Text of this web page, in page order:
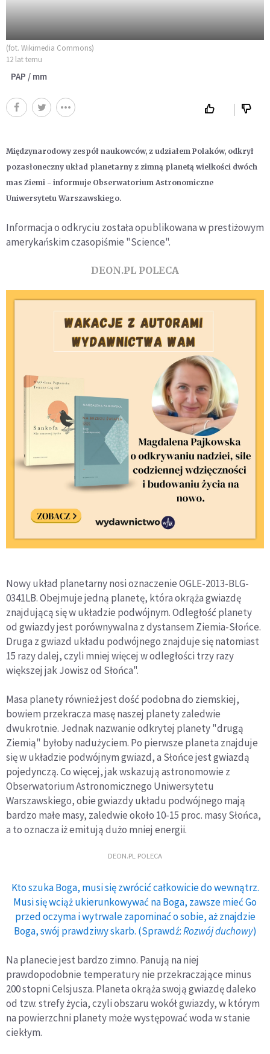
(fot. Wikimedia Commons)
12 lat temu
PAP / mm
Międzynarodowy zespół naukowców, z udziałem Polaków, odkrył
pozasłoneczny układ planetarny z zimną planetą wielkości dwóch
mas Ziemi - informuje Obserwatorium Astronomiczne
Uniwersytetu Warszawskiego.
Informacja o odkryciu została opublikowana w prestiżowym
amerykańskim czasopiśmie "Science".
DEON.PL POLECA
Nowy układ planetarny nosi oznaczenie OGLE-2013-BLG-
0341LB. Obejmuje jedną planetę, która okrąża gwiazdę
znajdującą się w układzie podwójnym. Odległość planety
od gwiazdy jest porównywalna z dystansem Ziemia-Słońce.
Druga z gwiazd układu podwójnego znajduje się natomiast
15 razy dalej, czyli mniej więcej w odległości trzy razy
większej jak Jowisz od Słońca".
Masa planety również jest dość podobna do ziemskiej,
bowiem przekracza masę naszej planety zaledwie
dwukrotnie. Jednak nazwanie odkrytej planety "drugą
Ziemią" byłoby nadużyciem. Po pierwsze planeta znajduje
się w układzie podwójnym gwiazd, a Słońce jest gwiazdą
pojedynczą. Co więcej, jak wskazują astronomowie z
Obserwatorium Astronomicznego Uniwersytetu
Warszawskiego, obie gwiazdy układu podwójnego mają
bardzo małe masy, zaledwie około 10-15 proc. masy Słońca,
a to oznacza iż emitują dużo mniej energii.
DEON.PL POLECA
Kto szuka Boga, musi się zwrócić całkowicie do wewnątrz.
Musi się wciąż ukierunkowywać na Boga, zawsze mieć Go
przed oczyma i wytrwale zapominać o sobie, aż znajdzie
Boga, swój prawdziwy skarb. (Sprawdź:Rozwój duchowy)
Na planecie jest bardzo zimno. Panują na niej
prawdopodobnie temperatury nie przekraczające minus
200 stopni Celsjusza. Planeta okrąża swoją gwiazdę daleko
od tzw. strefy życia, czyli obszaru wokół gwiazdy, w którym
na powierzchni planety może występować woda w stanie
ciekłym.